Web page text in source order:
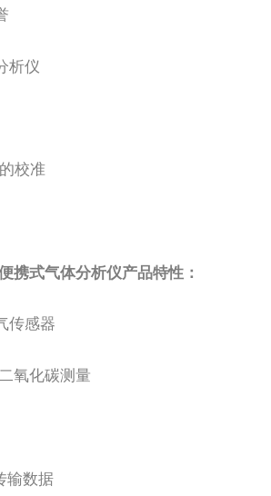
析仪
校准
式气体分析仪产品特性：
传感器
氧化碳测量
输数据